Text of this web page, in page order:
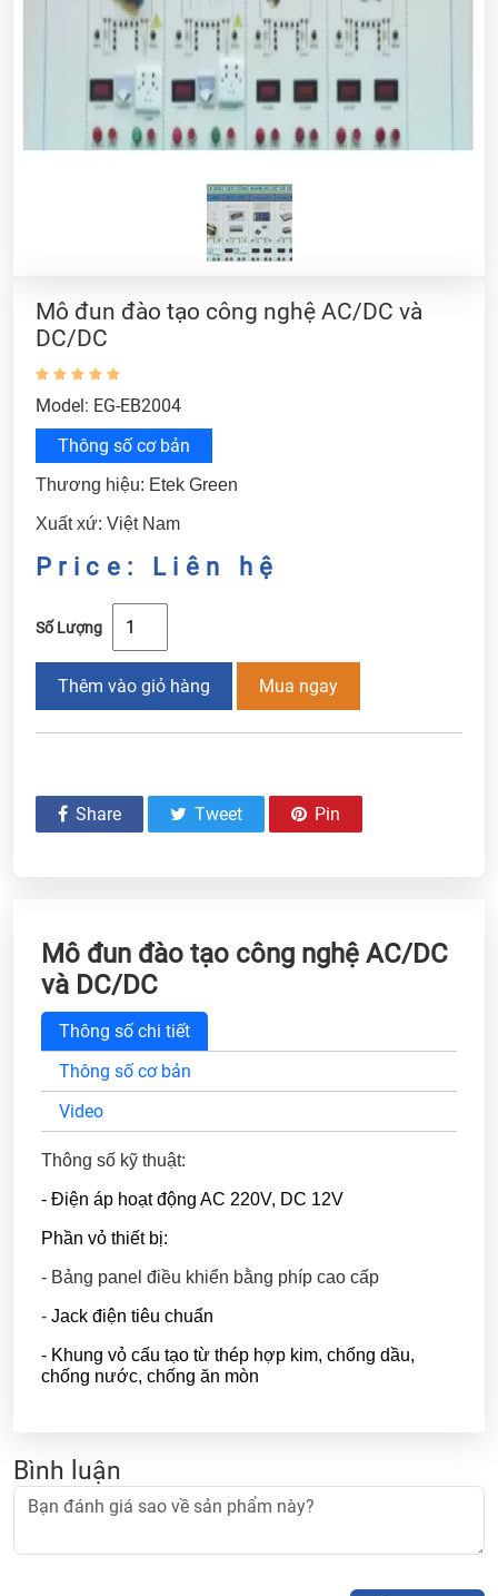
Mô đun đào tạo công nghệ AC/DC và
DC/DC
Model: EG-EB2004
Thông số cơ bản
Thương hiệu: Etek Green
Xuất xứ: Việt Nam
Price: Liên hệ
Số Lượng
Thêm vào giỏ hàng Mua ngay
Share Tweet Pin
Mô đun đào tạo công nghệ AC/DC
và DC/DC
Thông số chi tiết
Thông số cơ bản
Video
Thông số kỹ thuật:
- Điện áp hoạt động AC 220V, DC 12V
Phần vỏ thiết bị:
- Bảng panel điều khiển bằng phíp cao cấp
- Jack điện tiêu chuẩn
- Khung vỏ cấu tạo từ thép hợp kim, chống dầu,
chống nước, chống ăn mòn
Bình luận